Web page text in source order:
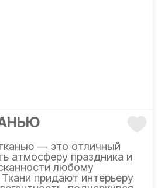
— это отличный
атмосферу праздника и
любому
придают интерьеру